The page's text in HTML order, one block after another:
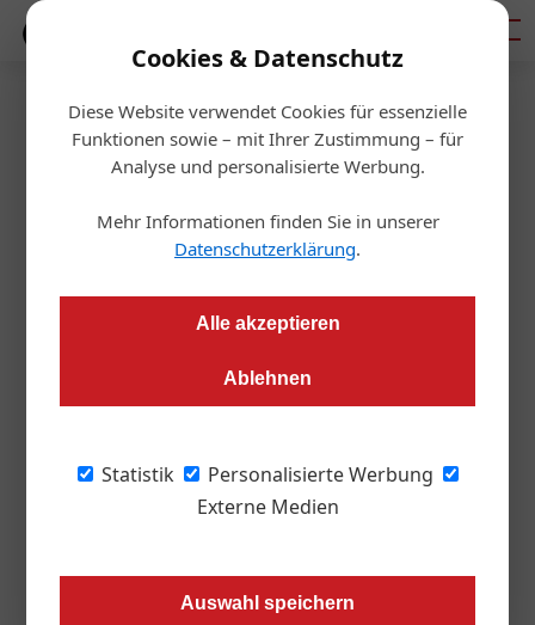
Cookies & Datenschutz
Diese Website verwendet Cookies für essenzielle
Funktionen sowie – mit Ihrer Zustimmung – für
Analyse und personalisierte Werbung.
Mehr Informationen finden Sie in unserer
Datenschutzerklärung.
Alle akzeptieren
Ablehnen
Statistik
Personalisierte Werbung
Externe Medien
Auswahl speichern
Startseite/Allgemein
WKÖ präsentiert
Immobilienpreisspiegel 2018
Die Immobilienpreise ziehen weiterhin an. Georg Edlauer und
Reinhold Lexer informieren über aktuelle Entwicklungen und
„Ein Ende der Fahnenstange der Preise ist
fasste Georg Edlauer, Obmann des
Fachverbandes der Immobilien- und